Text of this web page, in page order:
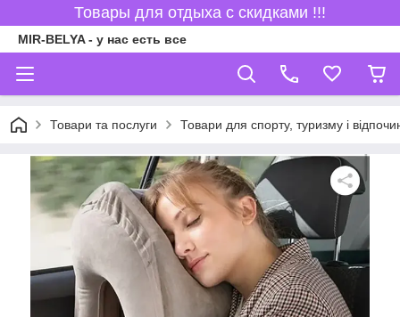
Товары для отдыха с скидками !!!
MIR-BELYA - у нас есть все
Товари та послуги Товари для спорту, туризму і